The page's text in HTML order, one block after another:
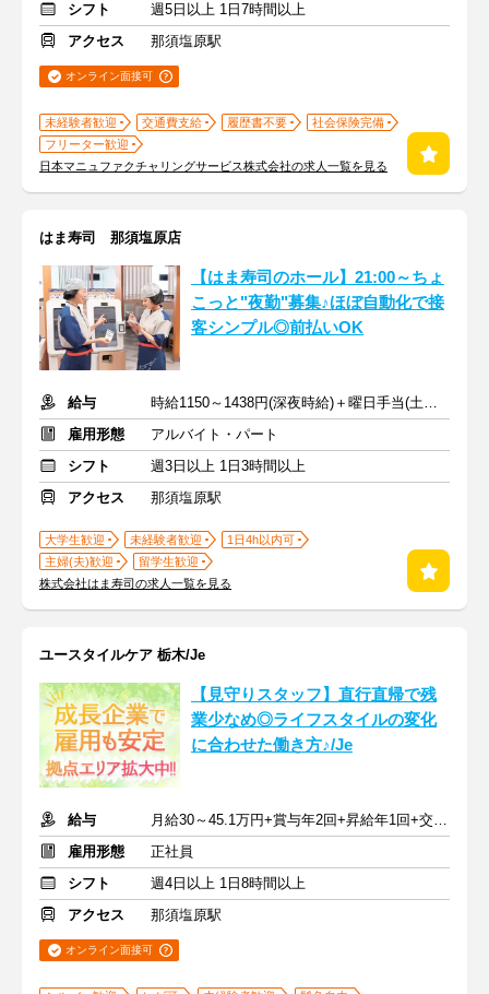
シフト
週5日以上 1日7時間以上
アクセス
那須塩原駅
オンライン面接可
未経験者歓迎 交通費支給 履歴書不要
社会保険完備
フリーター歓迎
日本マニュファクチャリングサービス株式会社の求人一覧を見る
はま寿司 那須塩原店
【はま寿司のホール】21:00～ちょ
こっと"夜勤"募集♪ほぼ自動化で接
客シンプル◎前払いOK
給与
時給1150～1438円(深夜時給)＋曜日手当(土日祝+70円)
雇用形態
アルバイト・パート
シフト
週3日以上 1日3時間以上
アクセス
那須塩原駅
大学生歓迎 未経験者歓迎
1日4h以内可
主婦(夫)歓迎
留学生歓迎
株式会社はま寿司の求人一覧を見る
ユースタイルケア 栃木/Je
【見守りスタッフ】直行直帰で残
業少なめ◎ライフスタイルの変化
に合わせた働き方♪/Je
給与
月給30～45.1万円+賞与年2回+昇給年1回+交通費全額
雇用形態
正社員
シフト
週4日以上 1日8時間以上
アクセス
那須塩原駅
オンライン面接可